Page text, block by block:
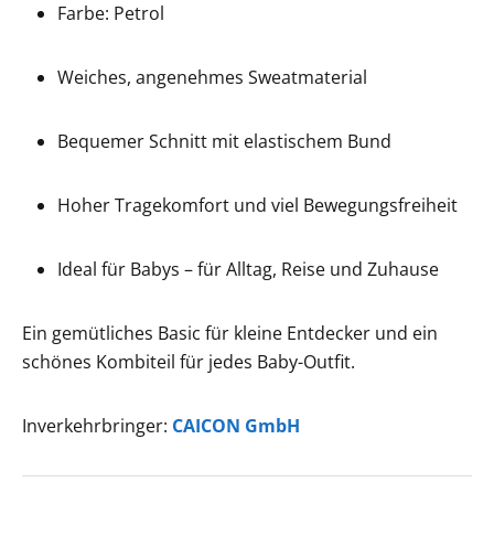
Farbe: Petrol
Weiches, angenehmes Sweatmaterial
Bequemer Schnitt mit elastischem Bund
Hoher Tragekomfort und viel Bewegungsfreiheit
Ideal für Babys – für Alltag, Reise und Zuhause
Ein gemütliches Basic für kleine Entdecker und ein
schönes Kombiteil für jedes Baby-Outfit.
Inverkehrbringer: CAICON GmbH